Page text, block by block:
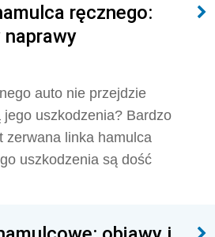
ręcznego:
auto nie przejdzie
jego uszkodzenia? Bardzo
zerwana linka hamulca
uszkodzenia są dość